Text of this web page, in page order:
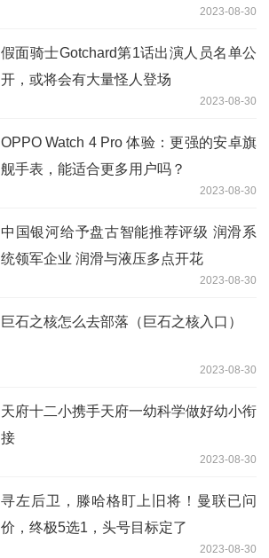
2023-08-30
假面骑士Gotchard第1话出演人员名单公
开，或将会有大量怪人登场
2023-08-30
OPPO Watch 4 Pro 体验：更强的安卓旗
舰手表，能适合更多用户吗？
2023-08-30
中国银河给予盘古智能推荐评级 润滑系
统领军企业 润滑与液压多点开花
2023-08-30
巨石之核怎么去部落（巨石之核入口）
2023-08-30
天府十二小携手天府一幼科学做好幼小衔
接
2023-08-30
寻左后卫，滕哈格盯上旧将！曼联已问
价，终极5选1，头号目标定了
2023-08-30